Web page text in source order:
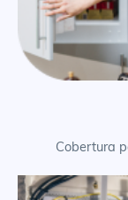
Cobertura